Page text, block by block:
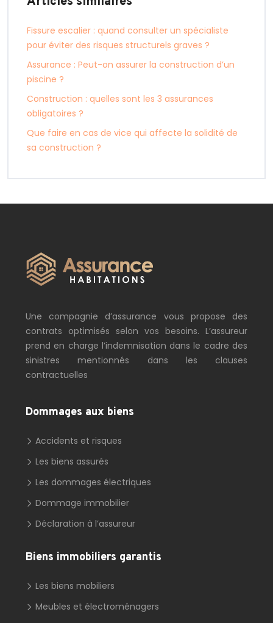
Fissure escalier : quand consulter un spécialiste
pour éviter des risques structurels graves ?
Assurance : Peut-on assurer la construction d’un
piscine ?
Construction : quelles sont les 3 assurances
obligatoires ?
Que faire en cas de vice qui affecte la solidité de
sa construction ?
Une compagnie d’assurance vous propose des
contrats optimisés selon vos besoins. L’assureur
prend en charge l’indemnisation dans le cadre des
sinistres mentionnés dans les clauses
contractuelles
Dommages aux biens
Accidents et risques
Les biens assurés
Les dommages électriques
Dommage immobilier
Déclaration à l’assureur
Biens immobiliers garantis
Les biens mobiliers
Meubles et électroménagers